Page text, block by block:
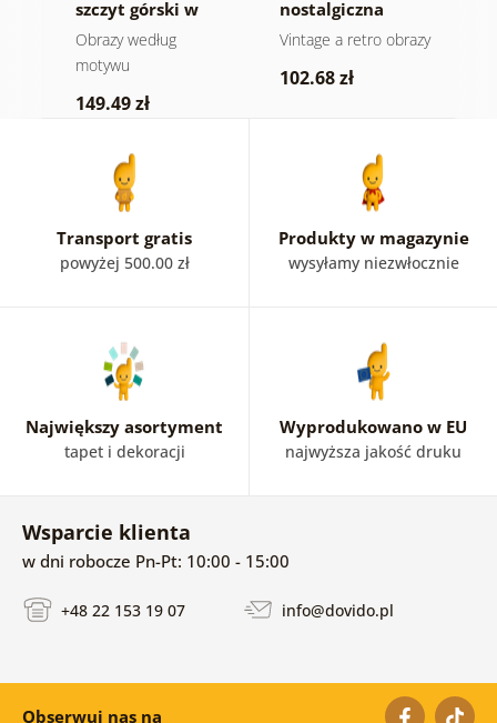
szczyt górski w
wersji czarno-
białej
Obrazy według
motywu
149.49 zł
nostalgiczna
muzyczna
Vintage a retro obrazy
102.68 zł
Transport gratis
powyżej 500.00 zł
Produkty w magazynie
wysyłamy niezwłocznie
Największy asortyment
tapet i dekoracji
Wyprodukowano w EU
najwyższa jakość druku
Wsparcie klienta
w dni robocze Pn-Pt: 10:00 - 15:00
+48 22 153 19 07 info@dovido.pl
Obserwuj nas na